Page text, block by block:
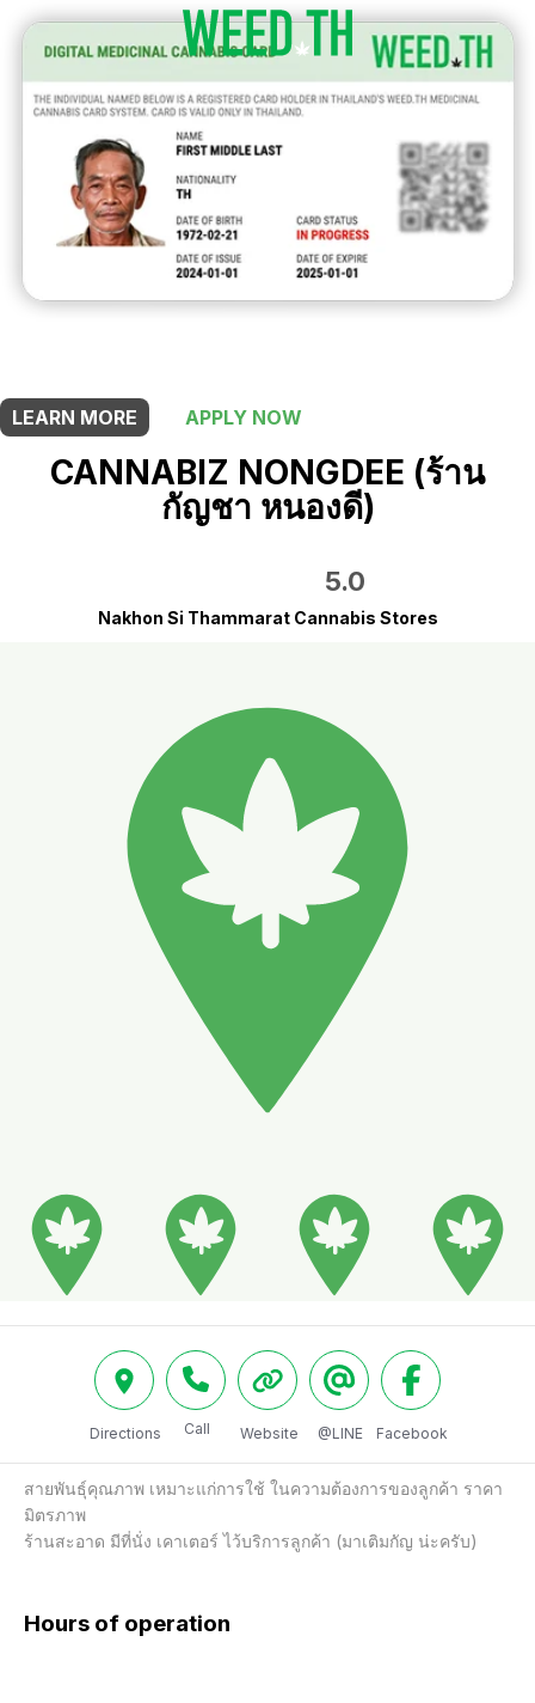
LEARN MORE
APPLY NOW
CANNABIZ NONGDEE (ร้าน
กัญชา หนองดี)
5.0
Nakhon Si Thammarat Cannabis Stores
Directions Call Website @LINE Facebook
สายพันธุ์คุณภาพ เหมาะแก่การใช้ ในความต้องการของลูกค้า ราคา
มิตรภาพ
ร้านสะอาด มีที่นั่ง เคาเตอร์ ไว้บริการลูกค้า (มาเติมกัญ น่ะครับ)
Hours of operation